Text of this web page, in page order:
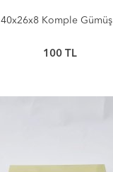
40x26x8 Komple Gümüş
100 TL